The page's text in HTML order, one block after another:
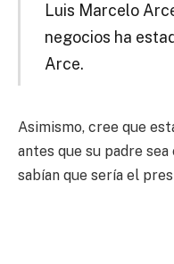
Luis Marcelo
negocios ha
Arce.
Asimismo, cree que
antes que su padre
sabían que sería el